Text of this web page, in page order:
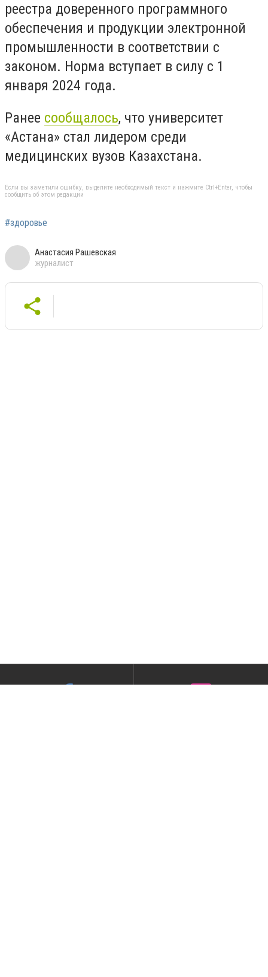
реестра доверенного программного
обеспечения и продукции электронной
промышленности в соответствии с
законом. Норма вступает в силу с 1
января 2024 года.
Ранее сообщалось, что университет
«Астана» стал лидером среди
медицинских вузов Казахстана.
Если вы заметили ошибку, выделите необходимый текст и нажмите Ctrl+Enter, чтобы
сообщить об этом редакции
#здоровье
Анастасия Рашевская
журналист